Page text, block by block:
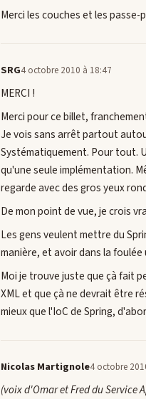
Merci les couches et les passe-
SRG4 octobre 2010 à 18:47
MERCI !
Merci pour ce billet,
Je vois sans arrêt partout
Systématiquement. Pour tout.
qu'une seule implémentation.
regarde avec des gros yeux
De mon point de vue, je crois
Les gens veulent mettre du
manière, et avoir dans la
Moi je trouve juste que çà fait
XML et que çà ne devrait être
mieux que l'IoC de Spring,
Nicolas Martignole4 octobre
(voix d'Omar et Fred du Service